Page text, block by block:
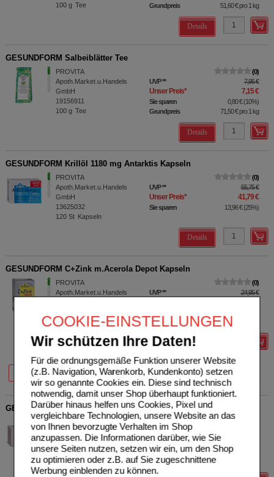
COOKIE-EINSTELLUNGEN
Wir schützen Ihre Daten!
Für die ordnungsgemäße Funktion unserer Website
(z.B. Navigation, Warenkorb, Kundenkonto) setzen
wir so genannte Cookies ein. Diese sind technisch
notwendig, damit unser Shop überhaupt funktioniert.
Darüber hinaus helfen uns Cookies, Pixel und
vergleichbare Technologien, unsere Website an das
von Ihnen bevorzugte Verhalten im Shop
anzupassen. Die Informationen darüber, wie Sie
unsere Seiten nutzen, setzen wir ein, um den Shop
zu optimieren oder z.B. auf Sie zugeschnittene
Werbung einblenden zu können.
100 g Tee
Grundpreis
51,60 €pro 1 kg
Details
GESUNDFORM Salbeiblätter Tee
PROVITA
Apoth.Market.u.Handels
GmbH
19156911
100 g Tee
0
UVP** 7,95 €
Unser Preis* 7,15 €
Sie sparen 0,80 €(10%)
Grundpreis
71,50 €pro 1 kg
Details
GESUNDFORM Krillöl 1180 mg Antarktis Kapseln
PROVITA
Apoth.Market.u.Handels
GmbH
13625032
120 St Kapseln
0
UVP** 55,75 €
Unser Preis* 41,79 €
Sie sparen 13,96 €(25%)
Details
GESUNDFORM C+Zink m.Acerola Depot Kapseln
PROVITA
Apoth.Market.u.Handels
120
St Kapseln
0
UVP** 24,95 €
Details
60 St
25%
120 St
25%
GESUNDFORM Magnesium-7 Komplex Kapseln
PROVITA
Apoth.Market.u.Handels
GmbH
19840599
120St Kapseln
UVP**
Unser Preis*
Sie sparen 4,80 €